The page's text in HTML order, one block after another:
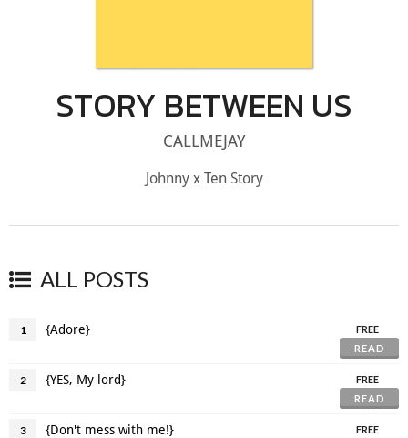
STORY BETWEEN US
CALLMEJAY
Johnny x Ten Story
ALL POSTS
1 {Adore}
FREE
READ
2 {YES, My lord}
FREE
READ
3 {Don't mess with me!}
FREE